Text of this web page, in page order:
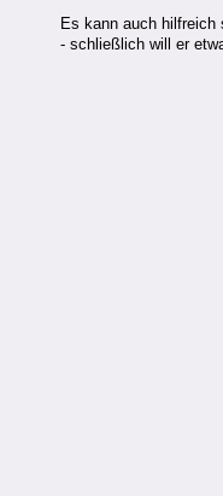
Es kann auch
- schließlich will er